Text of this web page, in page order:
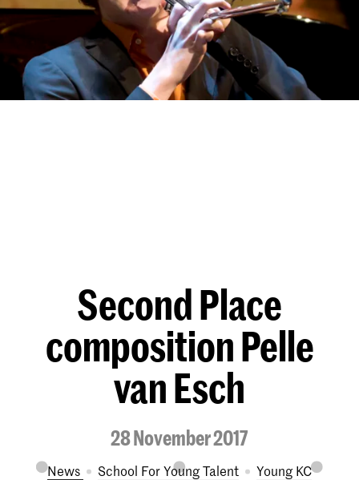
Second Place
composition Pelle
van Esch
28 November 2017
News School For Young Talent Young KC